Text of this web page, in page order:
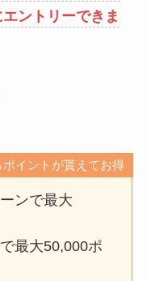
ントリーできま
イントが貰えてお得
ンで最大
最大50,000ポ